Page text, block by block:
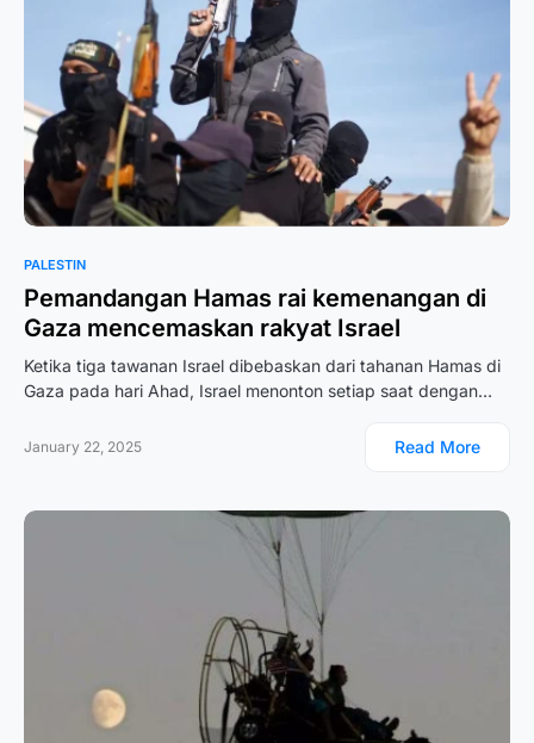
PALESTIN
Pemandangan Hamas rai kemenangan di
Gaza mencemaskan rakyat Israel
Ketika tiga tawanan Israel dibebaskan dari tahanan Hamas di
Gaza pada hari Ahad, Israel menonton setiap saat dengan…
January 22, 2025 Read More